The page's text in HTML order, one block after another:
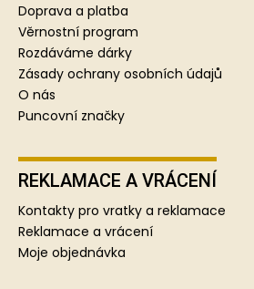
Doprava a platba
Věrnostní program
Rozdáváme dárky
Zásady ochrany osobních údajů
O nás
Puncovní značky
REKLAMACE A VRÁCENÍ
Kontakty pro vratky a reklamace
Reklamace a vrácení
Moje objednávka